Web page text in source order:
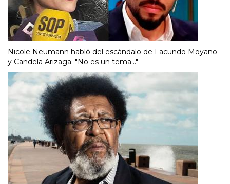
Nicole Neumann habló del escándalo de Facundo Moyano
y Candela Arizaga: "No es un tema..."